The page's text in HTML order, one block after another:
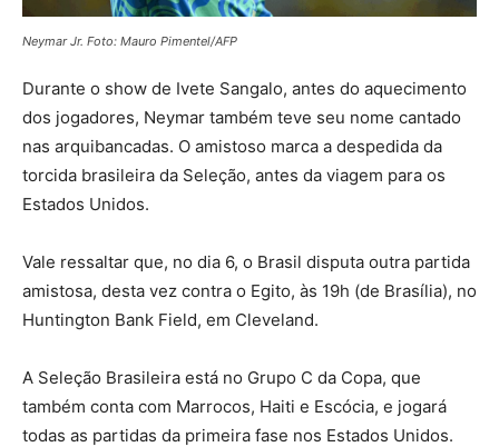
Neymar Jr. Foto: Mauro Pimentel/AFP
Durante o show de Ivete Sangalo, antes do aquecimento
dos jogadores, Neymar também teve seu nome cantado
nas arquibancadas. O amistoso marca a despedida da
torcida brasileira da Seleção, antes da viagem para os
Estados Unidos.
Vale ressaltar que, no dia 6, o Brasil disputa outra partida
amistosa, desta vez contra o Egito, às 19h (de Brasília), no
Huntington Bank Field, em Cleveland.
A Seleção Brasileira está no Grupo C da Copa, que
também conta com Marrocos, Haiti e Escócia, e jogará
todas as partidas da primeira fase nos Estados Unidos.